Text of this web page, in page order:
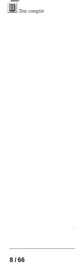
Text complet
8 / 66